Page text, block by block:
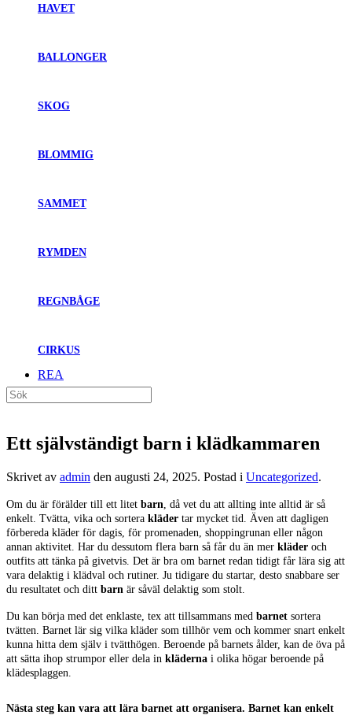
HAVET
BALLONGER
SKOG
BLOMMIG
SAMMET
RYMDEN
REGNBÅGE
CIRKUS
REA
Ett självständigt barn i klädkammaren
Skrivet av admin den augusti 24, 2025. Postad i Uncategorized.
Om du är förälder till ett litet barn , då vet du att allting inte alltid är så
enkelt. Tvätta, vika och sortera kläder tar mycket tid. Även att dagligen
förbereda kläder för dagis, för promenaden, shoppingrunan eller någon
annan aktivitet. Har du dessutom flera barn så får du än mer kläder och
outfits att tänka på givetvis. Det är bra om barnet redan tidigt får lära sig att
vara delaktig i klädval och rutiner. Ju tidigare du startar, desto snabbare ser
du resultatet och ditt barn är såväl delaktig som stolt.
Du kan börja med det enklaste, tex att tillsammans med barnet sortera
tvätten. Barnet lär sig vilka kläder som tillhör vem och kommer snart enkelt
kunna hitta dem själv i tvätthögen. Beroende på barnets ålder, kan de öva på
att sätta ihop strumpor eller dela in kläderna i olika högar beroende på
klädesplaggen.
Nästa steg kan vara att lära barnet att organisera. Barnet kan enkelt